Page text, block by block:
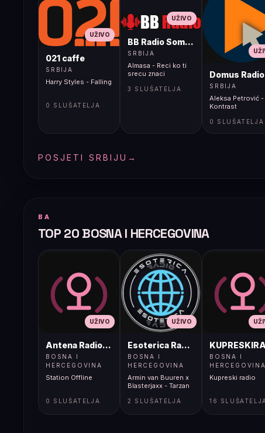
UŽIVO
021 caffe
SRBIJA
Harry Styles - Falling
0 SLUŠATELJA
UŽIVO
BB Radio Sombor
SRBIJA
Almasa - Reci ko ti
srecu znaci
3 SLUŠATELJA
Domus Radio
SRBIJA
Aleksa Petrović -
Kontrast
0 SLUŠATELJA
POSJETI SRBIJU →
BA
TOP 20 BOSNA I HERCEGOVINA
UŽIVO
Antena Radio, Jelah Tešanj
BOSNA I
HERCEGOVINA
Station Offline
0 SLUŠATELJA
UŽIVO
Esoterica Radio S1
BOSNA I
HERCEGOVINA
Armin van Buuren x
Blasterjaxx - Tarzan
2 SLUŠATELJA
BOSNA I
HERCEGOVINA
Kupreski radio
16 SLUŠATELJA